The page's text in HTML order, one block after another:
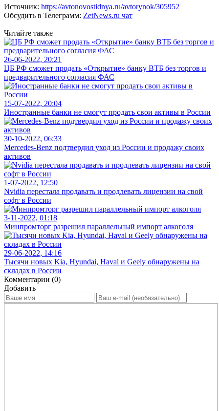
Источник: https://avtonovostidnya.ru/avtorynok/305952
Обсудить в Телеграмм: ZetNews.ru чат
Читайте также
26-06-2022, 20:21
ЦБ РФ сможет продать «Открытие» банку ВТБ без торгов и
предварительного согласия ФАС
15-07-2022, 20:04
Иностранные банки не смогут продать свои активы в России
30-10-2022, 06:33
Mercedes-Benz подтвердил уход из России и продажу своих
активов
1-07-2022, 12:50
Nvidia перестала продавать и продлевать лицензии на свой
софт в России
3-11-2022, 01:18
Минпромторг разрешил параллельный импорт алкоголя
29-06-2022, 14:16
Тысячи новых Kia, Hyundai, Haval и Geely обнаружены на
складах в России
Комментарии (0)
Добавить